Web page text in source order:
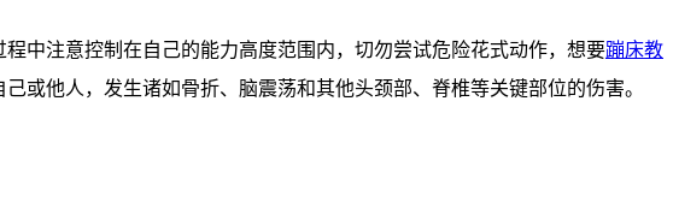
中注意控制在自己的能力高度范围内，切勿尝试危险花式动作，想要蹦床教
或他人，发生诸如骨折、脑震荡和其他头颈部、脊椎等关键部位的伤害。